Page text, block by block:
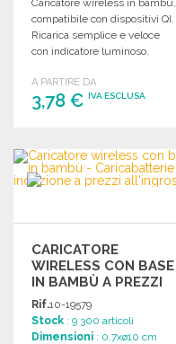
Caricatore wireless in bambù,
compatibile con dispositivi QI.
Ricarica semplice e veloce
con indicatore luminoso.
A PARTIRE DA
3,78 € IVA ESCLUSA
Richiedi un preventivo
CARICATORE
WIRELESS CON BASE
IN BAMBÙ A PREZZI
ALL'INGROSSO
Rif.10-19579
Stock : 9 300 articoli
Dimensioni : 0.7xø10 cm